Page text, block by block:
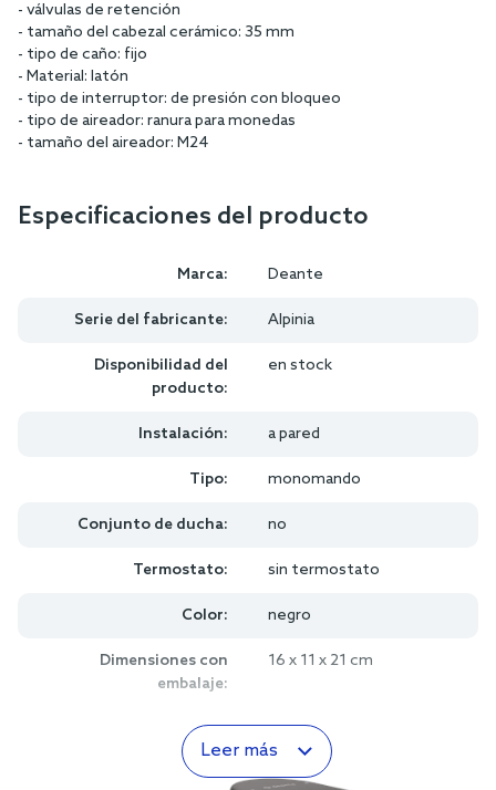
- válvulas de retención
- tamaño del cabezal cerámico: 35 mm
- tipo de caño: fijo
- Material: latón
- tipo de interruptor: de presión con bloqueo
- tipo de aireador: ranura para monedas
- tamaño del aireador: M24
Especificaciones del producto
Marca: Deante
Serie del fabricante: Alpinia
Disponibilidad del
producto:
en stock
Instalación: a pared
Tipo: monomando
Conjunto de ducha: no
Termostato: sin termostato
Color: negro
Dimensiones con
embalaje:
16 x 11 x 21 cm
Leer más